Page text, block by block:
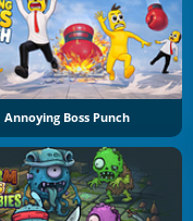
Annoying Boss Punch